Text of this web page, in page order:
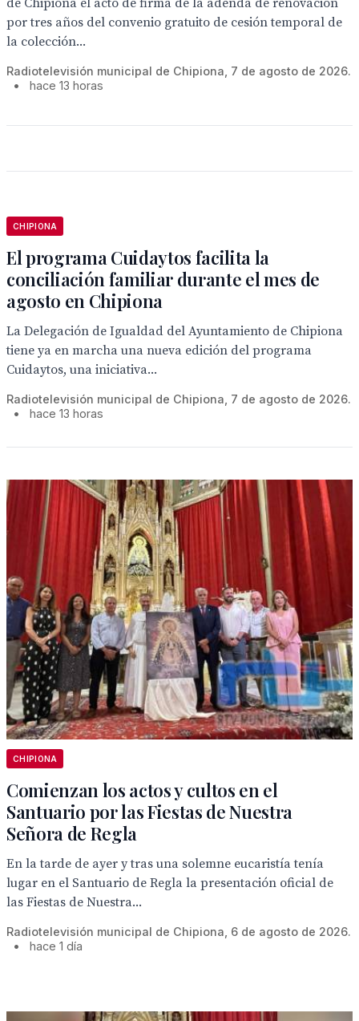
de Chipiona el acto de firma de la adenda de renovación
por tres años del convenio gratuito de cesión temporal de
la colección...
Radiotelevisión municipal de Chipiona, 7 de agosto de 2026.
•
hace 13 horas
CHIPIONA
El programa Cuidaytos facilita la
conciliación familiar durante el mes de
agosto en Chipiona
La Delegación de Igualdad del Ayuntamiento de Chipiona
tiene ya en marcha una nueva edición del programa
Cuidaytos, una iniciativa...
Radiotelevisión municipal de Chipiona, 7 de agosto de 2026.
•
hace 13 horas
CHIPIONA
Comienzan los actos y cultos en el
Santuario por las Fiestas de Nuestra
Señora de Regla
En la tarde de ayer y tras una solemne eucaristía tenía
lugar en el Santuario de Regla la presentación oficial de
las Fiestas de Nuestra...
Radiotelevisión municipal de Chipiona, 6 de agosto de 2026.
•
hace 1 día